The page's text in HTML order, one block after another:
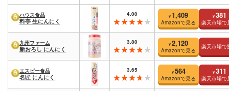
ハウス食品
料亭 生にんにく
4.00 ¥ 1,409
Amazonで見る
¥ 381
楽天市場で
九州ファーム
新おろし にんにく
3.80 ¥ 2,120
Amazonで見る
楽天市場で
エスビー食品
名匠 にんにく
3.65 ¥ 564
Amazonで見る
¥ 311
楽天市場で